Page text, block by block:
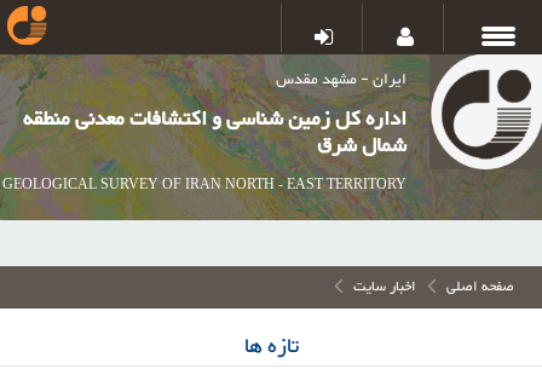
ایران - مشهد مقدس
اداره کل زمین شناسی و اکتشافات معدنی منطقه
شمال شرق
GEOLOGICAL SURVEY OF IRAN NORTH - EAST TERRITORY
صفحه اصلی اخبار سایت
تازه ها